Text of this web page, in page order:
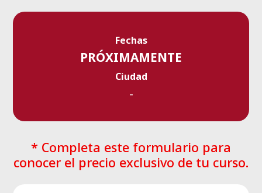
Fechas
PRÓXIMAMENTE
Ciudad
-
* Completa este formulario para
conocer el precio exclusivo de tu curso.